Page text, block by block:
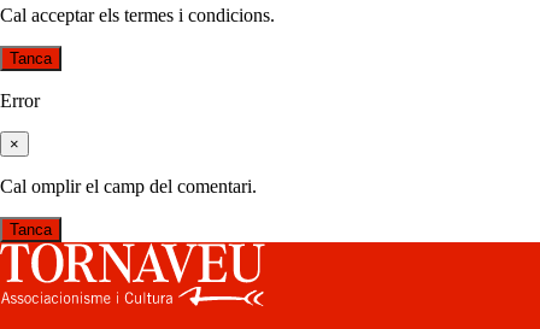
Cal acceptar els termes i condicions.
Tanca
Error
×
Cal omplir el camp del comentari.
Tanca